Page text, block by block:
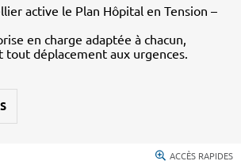
active le Plan Hôpital en Tension –
en charge adaptée à chacun,
tout déplacement aux urgences.
ACCÈS RAPIDES